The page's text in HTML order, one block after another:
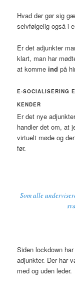
Hvad der gør sig
selvfølgelig også i
Er det adjunkter
klart, man har
at kommeind på
E-SOCIALISERING
KENDER
Er det nye
handler det om, at
virtuelt møde og
før.
Som alle
Siden lockdown
adjunkter. Der har
med og uden leder.